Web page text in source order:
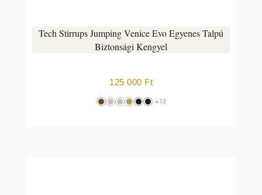
Tech Stirrups Jumping Venice Evo Egyenes Talpú
Biztonsági Kengyel
125 000 Ft
+13